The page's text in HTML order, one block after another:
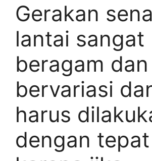
Gerakan
lantai sangat
beragam dan
bervariasi
harus
dengan tepat